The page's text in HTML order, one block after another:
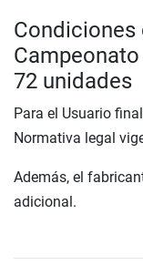
Condiciones
72 unidades
Para el Usuario
Normativa legal
Además, el
adicional.